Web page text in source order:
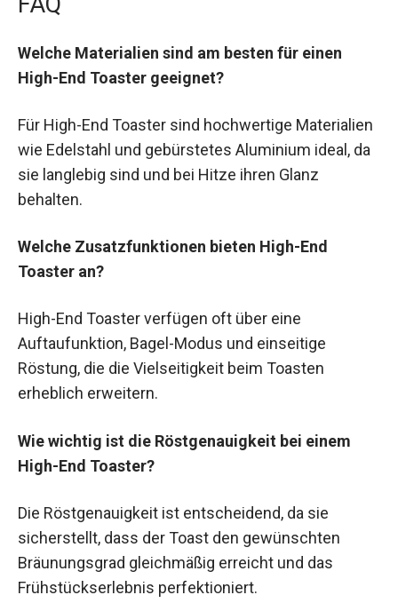
Welche Materialien sind am besten für einen
High-End Toaster geeignet?
Für High-End Toaster sind hochwertige Materialien
wie Edelstahl und gebürstetes Aluminium ideal, da
sie langlebig sind und bei Hitze ihren Glanz
behalten.
Welche Zusatzfunktionen bieten High-End
Toaster an?
High-End Toaster verfügen oft über eine
Auftaufunktion, Bagel-Modus und einseitige
Röstung, die die Vielseitigkeit beim Toasten
erheblich erweitern.
Wie wichtig ist die Röstgenauigkeit bei einem
High-End Toaster?
Die Röstgenauigkeit ist entscheidend, da sie
sicherstellt, dass der Toast den gewünschten
Bräunungsgrad gleichmäßig erreicht und das
Frühstückserlebnis perfektioniert.